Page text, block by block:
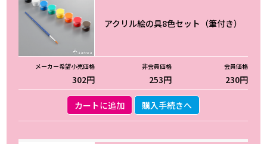
アクリル絵の具8色セット（筆付き）
302円 253円 230円
カートに追加 購入手続きへ